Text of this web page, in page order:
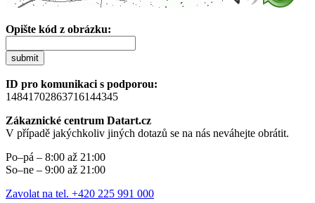
Opište kód z obrázku:
submit
ID pro komunikaci s podporou:
14841702863716144345
Zákaznické centrum Datart.cz
V případě jakýchkoliv jiných dotazů se na nás neváhejte obrátit.
Po–pá – 8:00 až 21:00
So–ne – 9:00 až 21:00
Zavolat na tel. +420 225 991 000